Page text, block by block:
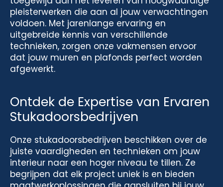
pleisterwerken die aan al jouw verwachtingen
voldoen. Met jarenlange ervaring en
uitgebreide kennis van verschillende
technieken, zorgen onze vakmensen ervoor
dat jouw muren en plafonds perfect worden
afgewerkt.
Ontdek de Expertise van Ervaren
Stukadoorsbedrijven
Onze stukadoorsbedrijven beschikken over de
juiste vaardigheden en technieken om jouw
interieur naar een hoger niveau te tillen. Ze
begrijpen dat elk project uniek is en bieden